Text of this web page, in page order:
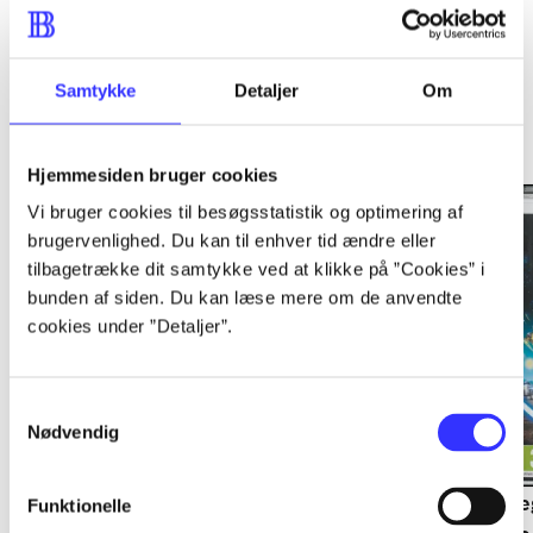
Samtykke Detaljer Om
Hjemmesiden bruger cookies
Vi bruger cookies til besøgsstatistik og optimering af
brugervenlighed. Du kan til enhver tid ændre eller
tilbagetrække dit samtykke ved at klikke på ”Cookies” i
bunden af siden. Du kan læse mere om de anvendte
cookies under ”Detaljer”.
Nødvendig
Funktionelle
Minder om
Lego The lord of the
Transformers - dark of